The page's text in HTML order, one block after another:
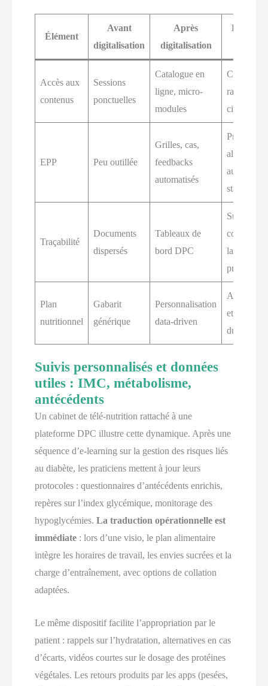
Élément
Avant
digitalisation
Après
digitalisation
Bénéfice
Accès aux
contenus
Sessions
ponctuelles
Catalogue en
ligne, micro-
modules
Conseils
rapides et
ciblés
EPP Peu outillée
Grilles, cas,
feedbacks
automatisés
Pratiques
alignées
aux
standards
Traçabilité
Documents
dispersés
Tableaux de
bord DPC
Suivi
continu de
la
Plan
nutritionnel
Gabarit
générique
Personnalisation
data-driven
Adhésion
et résultats
durables
Suivis personnalisés et données
utiles : IMC, métabolisme,
antécédents
Un cabinet de télé-nutrition rattaché à une
plateforme DPC illustre cette dynamique. Après une
séquence d’e-learning sur la gestion des risques liés
au diabète, les praticiens mettent à jour leurs
protocoles : questionnaires d’antécédents enrichis,
repères sur l’index glycémique, monitorage des
hypoglycémies.La traduction opérationnelle est
immédiate : lors d’une visio, le plan alimentaire
intègre les horaires de travail, les envies sucrées et la
charge d’entraînement, avec options de collation
adaptées.
Le même dispositif facilite l’appropriation par le
patient : rappels sur l’hydratation, alternatives en cas
d’écarts, vidéos courtes sur le dosage des protéines
végétales. Les retours produits par les apps (pesées,